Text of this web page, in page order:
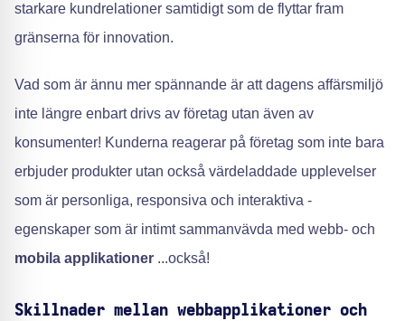
starkare kundrelationer samtidigt som de flyttar fram
gränserna för innovation.
Vad som är ännu mer spännande är att dagens affärsmiljö
inte längre enbart drivs av företag utan även av
konsumenter! Kunderna reagerar på företag som inte bara
erbjuder produkter utan också värdeladdade upplevelser
som är personliga, responsiva och interaktiva -
egenskaper som är intimt sammanvävda med webb- och
mobila applikationer ...också!
Skillnader mellan webbapplikationer och